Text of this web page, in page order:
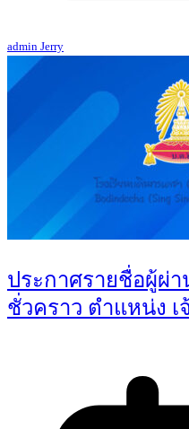
admin Jerry
ประกาศรายชื่อผู้ผ่
ชั่วคราว ตำแหน่ง